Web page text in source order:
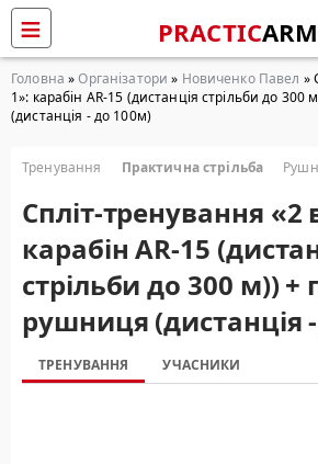
PRACTIC
Головна »Організатори » Новиченко Павел »
1»: карабін AR-15 (дистанція стрільби до
(дистанція - до 100м)
Тренування Практична стрільба
Cпліт-тренування «2
карабін AR-15
стрільби до 300 м))
рушниця (дистанція
ТРЕНУВАННЯ УЧАСНИКИ